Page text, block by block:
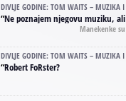
DIVLJE GODINE: TOM WAITS – MUZIKA
“Ne poznajem njegovu muziku, ali vise puta nego sto sam to zazeleo gledao sam njegove umjetnicke slike na raznim
Manekenke
DIVLJE GODINE: TOM WAITS – MUZIKA
“Robert FoRster?